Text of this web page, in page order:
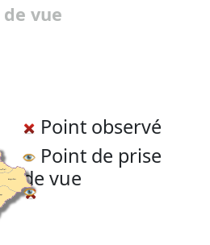
vue
Point observé
Point de prise
de vue